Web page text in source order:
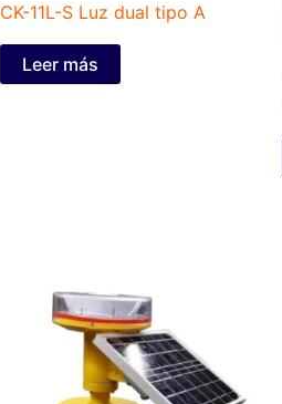
CK-11L-S Luz dual tipo A
Leer más